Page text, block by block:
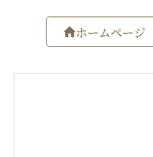
ホームページ